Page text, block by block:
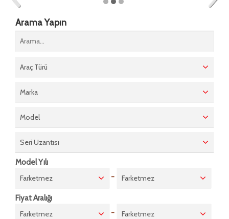
Arama Yapın
Araç Türü
Marka
Model
Seri Uzantısı
Model Yılı
Farketmez
- Farketmez
Fiyat Aralığı
Farketmez
-
Farketmez